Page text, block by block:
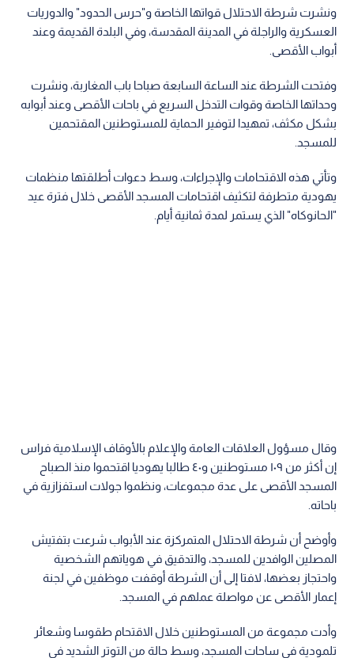
ونشرت شرطة الاحتلال قواتها الخاصة و"حرس الحدود" والدوريات
العسكرية والراجلة في المدينة المقدسة، وفي البلدة القديمة وعند
أبواب الأقصى.
وفتحت الشرطة عند الساعة السابعة صباحا باب المغاربة، ونشرت
وحداتها الخاصة وقوات التدخل السريع في باحات الأقصى وعند أبوابه
بشكل مكثف، تمهيدا لتوفير الحماية للمستوطنين المقتحمين
للمسجد.
وتأتي هذه الاقتحامات والإجراءات، وسط دعوات أطلقتها منظمات
يهودية متطرفة لتكثيف اقتحامات المسجد الأقصى خلال فترة عيد
"الحانوكاه" الذي يستمر لمدة ثمانية أيام.
وقال مسؤول العلاقات العامة والإعلام بالأوقاف الإسلامية فراس
إن أكثر من ١٠٩ مستوطنين و٤٠ طالبا يهوديا اقتحموا منذ الصباح
المسجد الأقصى على عدة مجموعات، ونظموا جولات استفزازية في
باحاته.
وأوضح أن شرطة الاحتلال المتمركزة عند الأبواب شرعت بتفتيش
المصلين الوافدين للمسجد، والتدقيق في هوياتهم الشخصية
واحتجاز بعضها، لافتا إلى أن الشرطة أوقفت موظفين في لجنة
إعمار الأقصى عن مواصلة عملهم في المسجد.
وأدت مجموعة من المستوطنين خلال الاقتحام طقوسا وشعائر
تلمودية في ساحات المسجد، وسط حالة من التوتر الشديد في